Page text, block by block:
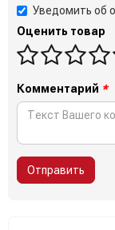
Уведомить об
Оценить товар
Комментарий *
Отправить